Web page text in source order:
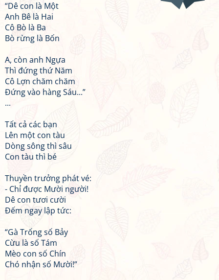
“Dê con là Một
Anh Bê là Hai
Cô Bò là Ba
Bò rừng là Bốn
A, còn anh Ngựa
Thì đứng thứ Năm
Cô Lợn chăm chăm
Đứng vào hàng Sáu...”
...
Tất cả các bạn
Lên một con tàu
Dòng sông thì sâu
Con tàu thì bé
Thuyền trưởng phát vé:
- Chỉ được Mười người!
Dê con tươi cười
Đếm ngay lập tức:
“Gà Trống số Bảy
Cừu là số Tám
Mèo con số Chín
Chó nhận số Mười!”